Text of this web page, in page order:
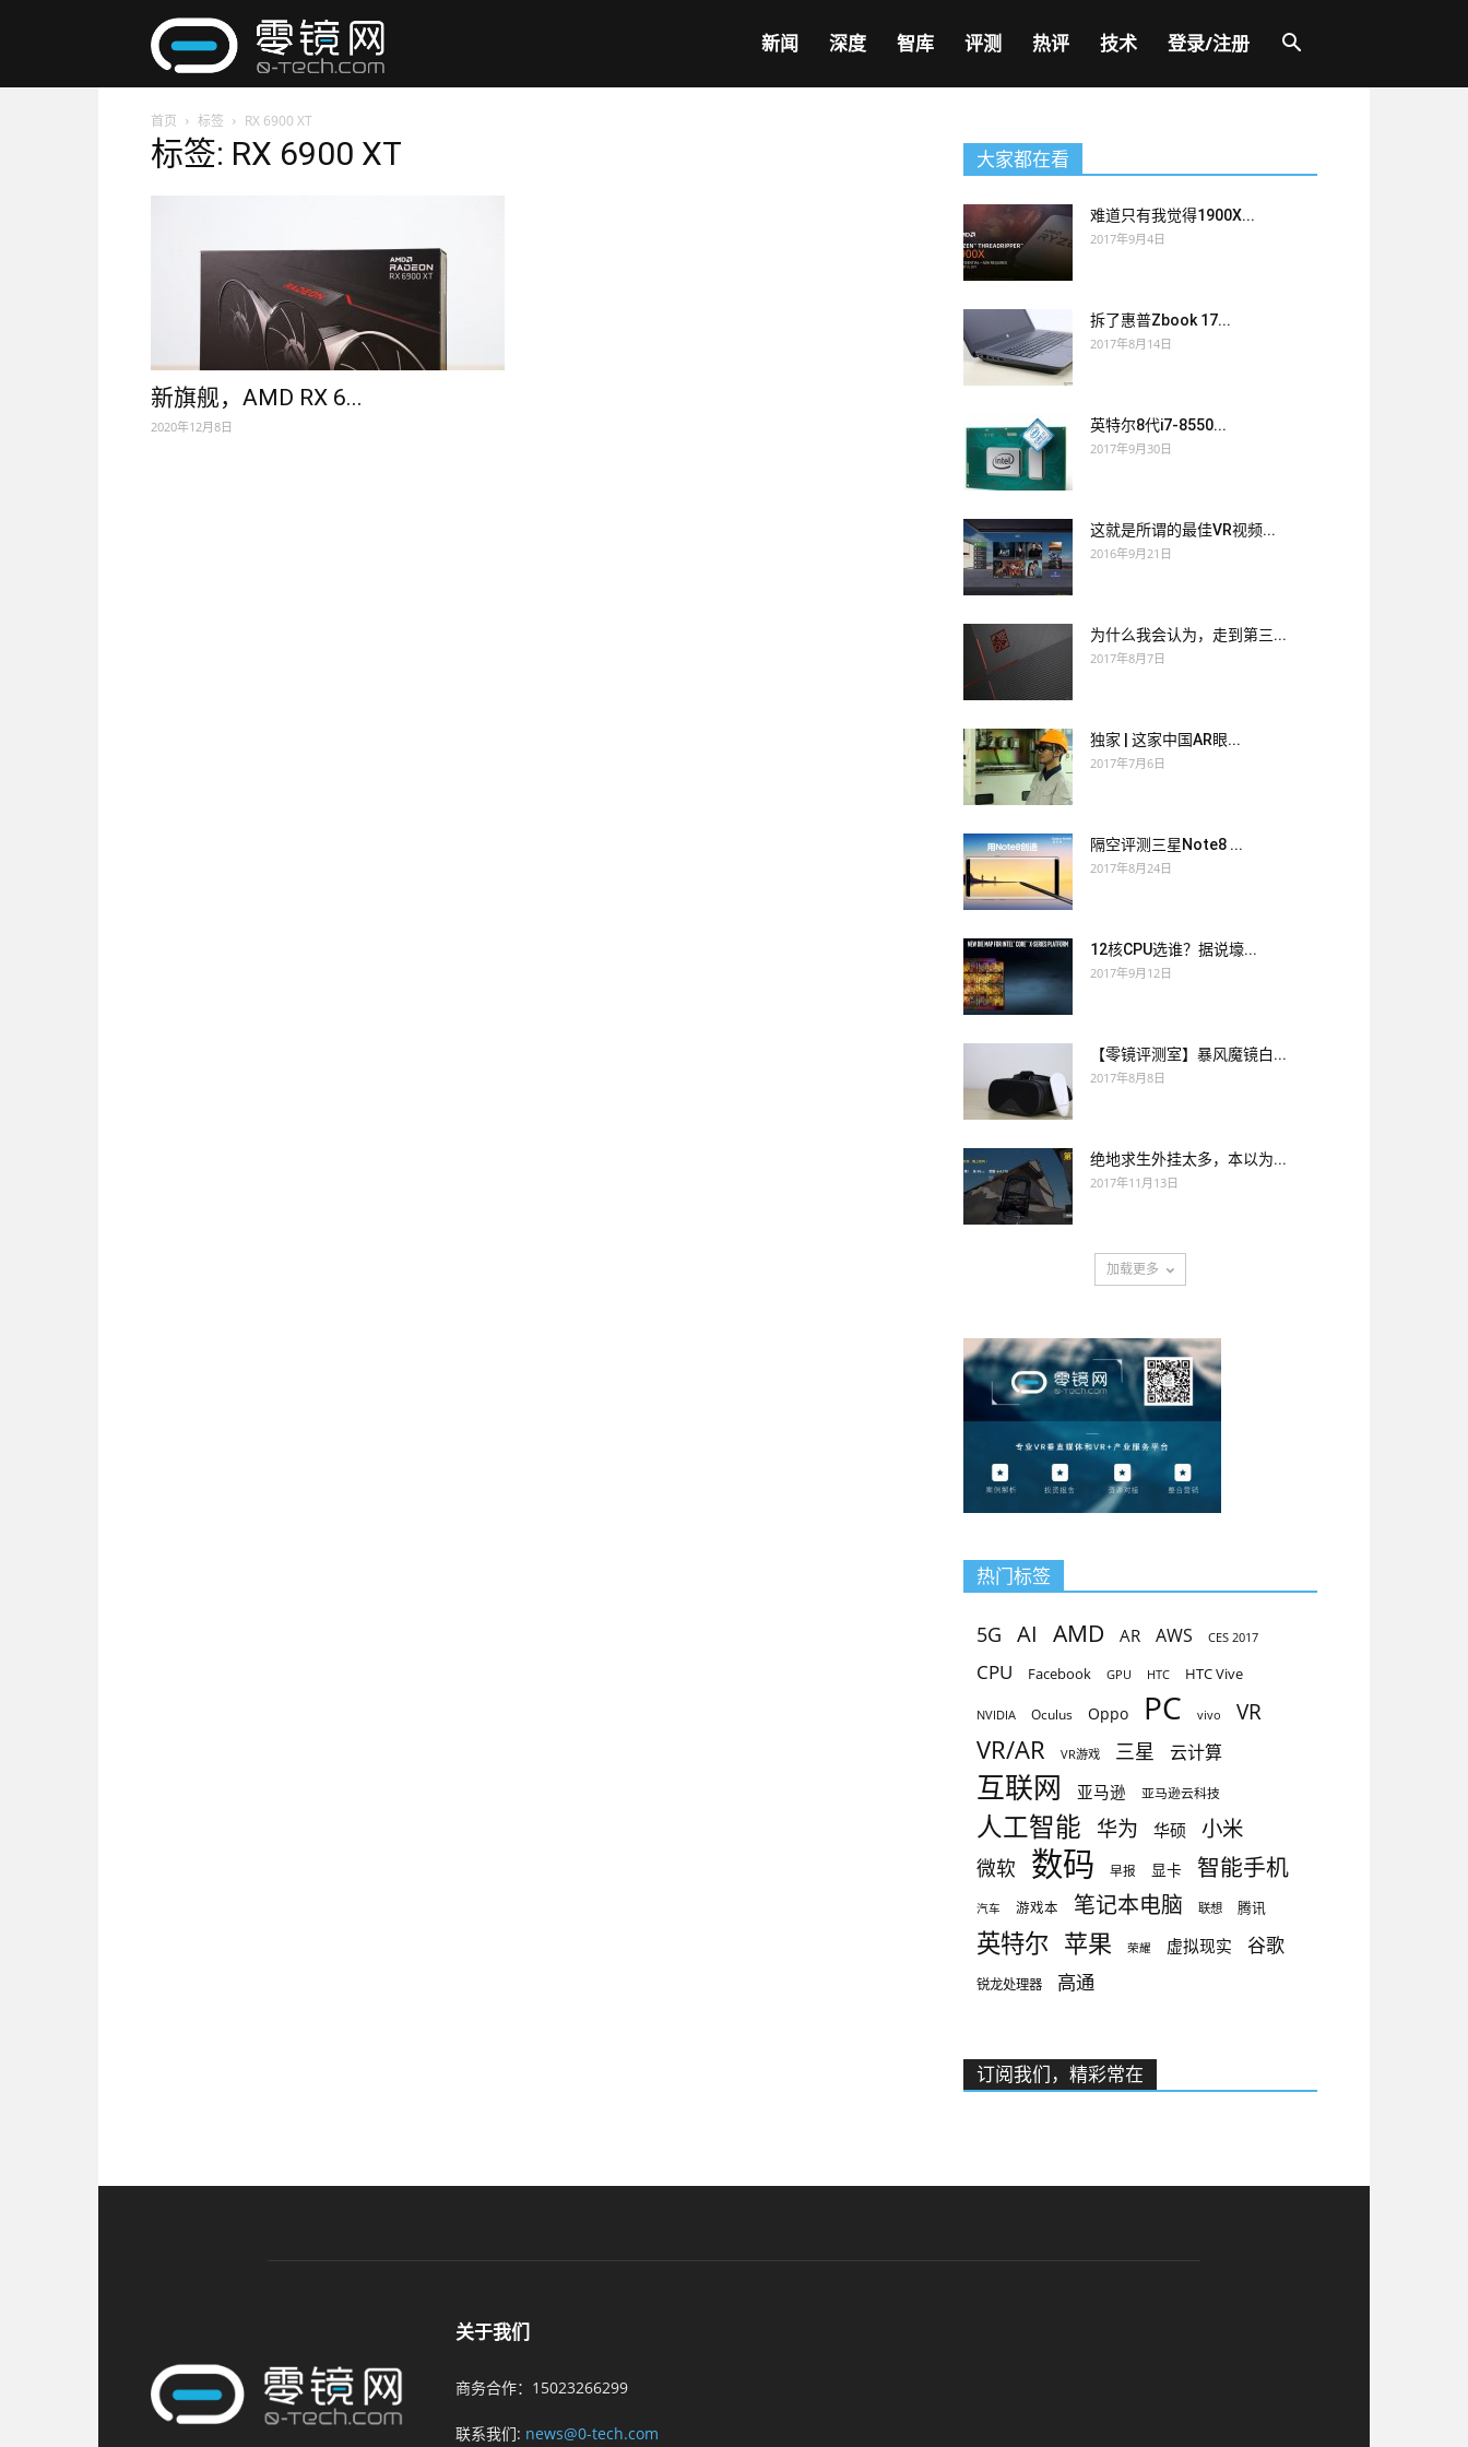
新闻 深度 智库 评测 热评 技术 登录/注册
首页 标签 RX 6900 XT
标签: RX 6900 XT
新旗舰，AMD RX 6...
2020年12月8日
大家都在看
难道只有我觉得1900X...
2017年9月4日
拆了惠普Zbook 17...
2017年8月14日
英特尔8代i7-8550...
2017年9月30日
这就是所谓的最佳VR视频...
2016年9月21日
为什么我会认为，走到第三...
2017年8月7日
独家 | 这家中国AR眼...
2017年7月6日
隔空评测三星Note8 ...
2017年8月24日
12核CPU选谁？据说壕...
2017年9月12日
【零镜评测室】暴风魔镜白...
2017年8月8日
绝地求生外挂太多，本以为...
2017年11月13日
加载更多
热门标签
5G AI AMD AR AWS CES 2017
CPU Facebook GPU HTC HTC Vive
NVIDIA Oculus Oppo PC vivo VR
VR/AR VR游戏 三星 云计算
互联网 亚马逊 亚马逊云科技
人工智能 华为 华硕 小米
微软 数码 早报 显卡 智能手机
汽车 游戏本 笔记本电脑 联想 腾讯
英特尔 苹果 荣耀 虚拟现实 谷歌
锐龙处理器 高通
订阅我们，精彩常在
关于我们
商务合作：15023266299
联系我们: news@0-tech.com